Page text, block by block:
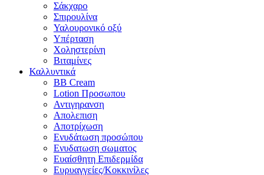
Σάκχαρο
Σπιρουλίνα
Υαλουρονικό οξύ
Υπέρταση
Χοληστερίνη
Βιταμίνες
Καλλυντικά
BB Cream
Lotion Προσωπου
Αντιγηρανση
Απολεπιση
Αποτρίχωση
Ενυδάτωση προσώπου
Ενυδατωση σωματος
Ευαίσθητη Επιδερμίδα
Ευρυαγγείες/Κοκκινίλες